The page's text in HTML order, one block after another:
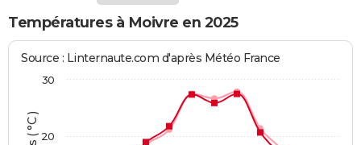
Températures à Moivre en 2025
Source : Linternaute.com d'après Météo France
20
30